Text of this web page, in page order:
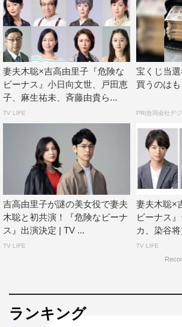
後に配信予定
＜あらすじ＞
ある日、矢神家から少し離れた隠れ家
れたのは、遺産相続の渦中にある矢神
務める君津光（結木滉星）。彼は矢神家
ているが、以前は「Venus」でバーテン
いた。楓（吉高由里子）の登場により矢
起こり、疲弊した君津はふと「Venus
だ。そして名物マスター・シェリー（
な魅力に、「Venus」には君津以外に
人や癒やしを求める人が集まって、裏
日曜劇場『危険なビーナス』
TBS系
妻夫木聡×吉高由里子『危険な
ビーナス』小日向文世、戸田恵
子、麻生祐未、斉藤由貴ら...
TV LIFE
宝くじ当
買うのはも
PR(合同会社デ
吉高由里子が謎の美女役で妻夫
木聡と初共演！『危険なビーナ
ス』出演決定 | TV ...
TV LIFE
妻夫木聡×
ビーナス
カ、染谷
TV LIFE
ランキング